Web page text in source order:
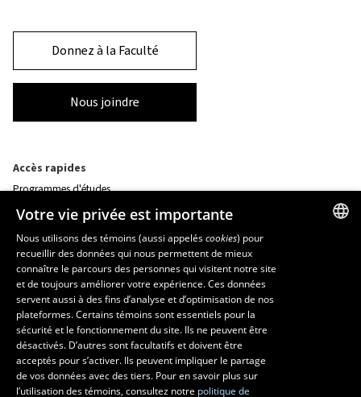
Donnez à la Faculté
Nous joindre
Accès rapides
Programmes d'études
Nos départements et école
Foire aux questions
Ressources
monPortail
MESURES D'URGENCE
Composer le418 656-5555
Votre vie privée est importante
Nous utilisons des témoins (aussi appeléscookies) pour
recueillir des données qui nous permettent de mieux
connaître le parcours des personnes qui visitent notre site
et de toujours améliorer votre expérience. Ces données
servent aussi à des fins d’analyse et d’optimisation de nos
plateformes. Certains témoins sont essentiels pour la
sécurité et le fonctionnement du site. Ils ne peuvent être
désactivés. D’autres sont facultatifs et doivent être
acceptés pour s’activer. Ils peuvent impliquer le partage
de vos données avec des tiers. Pour en savoir plus sur
l’utilisation des témoins, consultez notre politique de